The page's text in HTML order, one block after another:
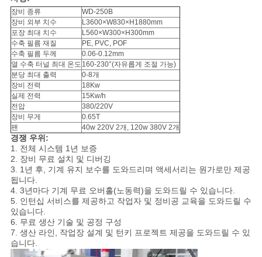
사
이
트
맵
개
인
정
보
보
호
장비 종류
WD-250B
장비 외부 치수
L3600×W830×H1880mm
포장 최대 치수
L560×W300×H300mm
수축 필름 재질
PE, PVC, POF
수축 필름 두께
0.06-0.12mm
열 수축 터널 최대 온도 160-230°(자유롭게 조절 가능)
분당 최대 출력
0-8개
장비 전력
18Kw
실제 전력
15Kw/h
전압
380/220V
장비 무게
0.65T
팬
40w 220V 2개, 120w 380V 2개
경쟁 우위:
1. 전체 시스템 1년 보증
2. 장비 무료 설치 및 디버깅
3. 1년 후, 기계 유지 보수를 도와드리며 액세서리는 원가로만 제공
됩니다.
4. 3년마다 기계 무료 오버홀(노동력)을 도와드릴 수 있습니다.
5. 인턴십 서비스를 제공하고 작업자 및 정비공 교육을 도와드릴 수
있습니다.
6. 무료 생산 기술 및 공정 구성
7. 생산 라인, 작업장 설계 및 턴키 프로젝트 제공을 도와드릴 수 있
습니다.